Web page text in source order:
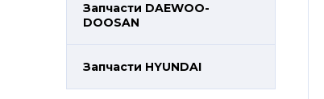
Запчасти DAEWOO-
DOOSAN
Запчасти HYUNDAI